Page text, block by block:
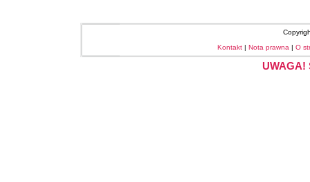
Kontakt | Nota prawna | O
UWAGA!